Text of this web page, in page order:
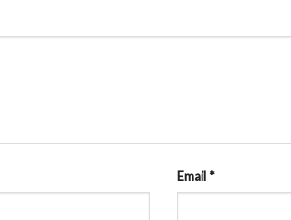
Email *